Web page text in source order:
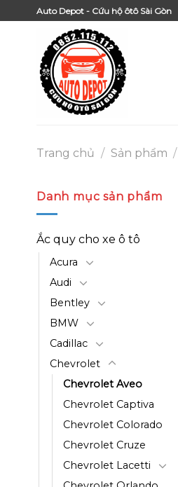
to
Auto Depot - Cứu hộ ôtô Sài Gòn
Trang chủ / Sản phẩm /
Danh mục sản phẩm
Ắc quy cho xe ô tô
Acura
Audi
Bentley
BMW
Cadillac
Chevrolet
Chevrolet Aveo
Chevrolet Captiva
Chevrolet Colorado
Chevrolet Cruze
Chevrolet Lacetti